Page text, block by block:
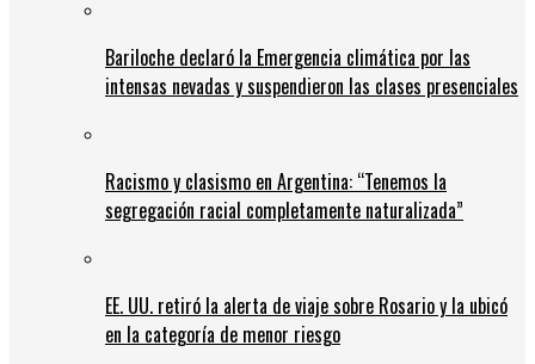
Bariloche declaró la Emergencia climática por las
intensas nevadas y suspendieron las clases presenciales
Racismo y clasismo en Argentina: “Tenemos la
segregación racial completamente naturalizada”
EE. UU. retiró la alerta de viaje sobre Rosario y la ubicó
en la categoría de menor riesgo